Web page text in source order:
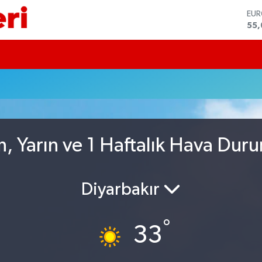
Yarın ve 1 Haftalık Hava
Diyarbakır
33°